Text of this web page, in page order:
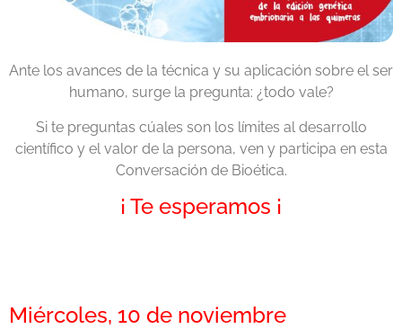
Ante los avances de la técnica y su aplicación sobre el ser
humano, surge la pregunta: ¿todo vale?
Si te preguntas cúales son los límites al desarrollo
científico y el valor de la persona, ven y participa en esta
Conversación de Bioética.
¡ Te esperamos ¡
Miércoles, 10 de noviembre